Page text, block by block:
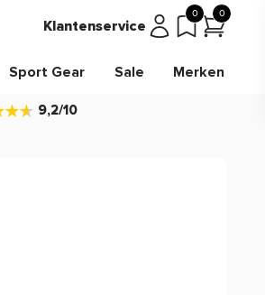
Klantenservice
0 0
Sport Gear Sale Merken
9,2/10